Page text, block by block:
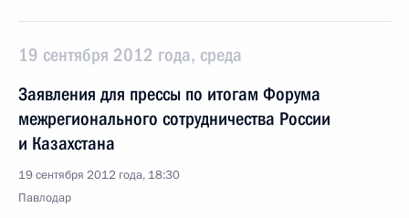
19 сентября 2012 года, среда
Заявления для прессы по итогам Форума
межрегионального сотрудничества России
и Казахстана
19 сентября 2012 года, 18:30
Павлодар